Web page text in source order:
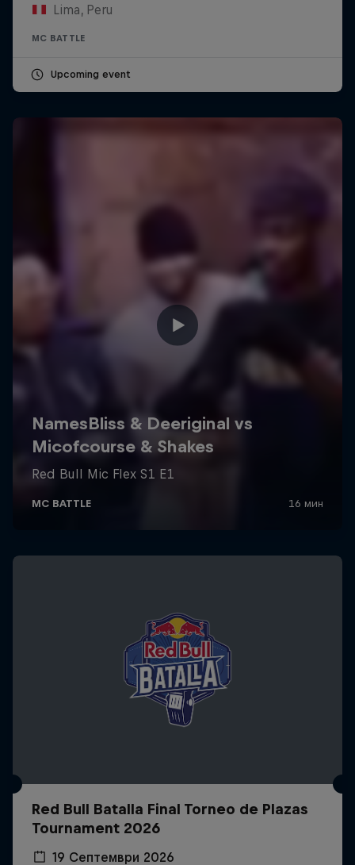
Lima, Peru
MC BATTLE
Upcoming event
Red Bull Batalla Final Torneo de Plazas
Tournament 2026
19 Септември 2026